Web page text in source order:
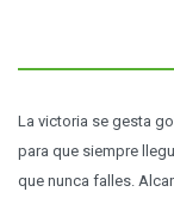
La victoria se gesta
para que siempre
que nunca falles.